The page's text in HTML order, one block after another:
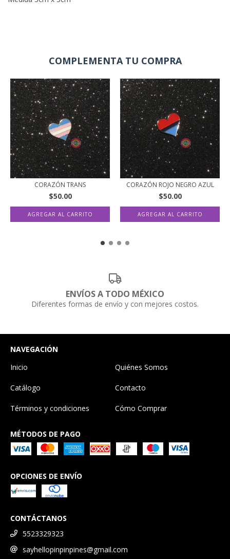
COMPLEMENTA TU COMPRA
CORAZÓN TRANS
$50.00
CORAZÓN ROJO NEGRO AZUL
$50.00
ENVÍOS A TODO MÉXICO
Diferentes formas de envío y con mejores costos.
NAVEGACIÓN
Inicio
Quiénes Somos
Catálogo Contacto
Términos y condiciones Cómo Comprar
MÉTODOS DE PAGO
OPCIONES DE ENVÍO
CONTÁCTANOS
5523329323
sayhellopinpinpines@gmail.com